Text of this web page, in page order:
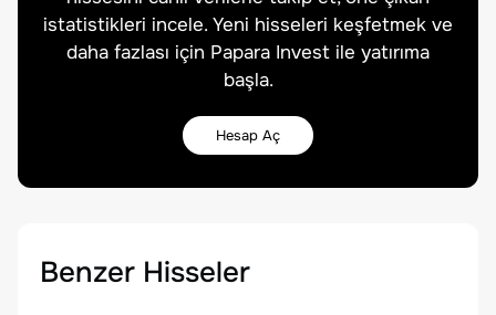
istatistikleri incele. Yeni hisseleri keşfetmek ve
daha fazlası için Papara Invest ile yatırıma
başla.
Hesap Aç
Benzer Hisseler